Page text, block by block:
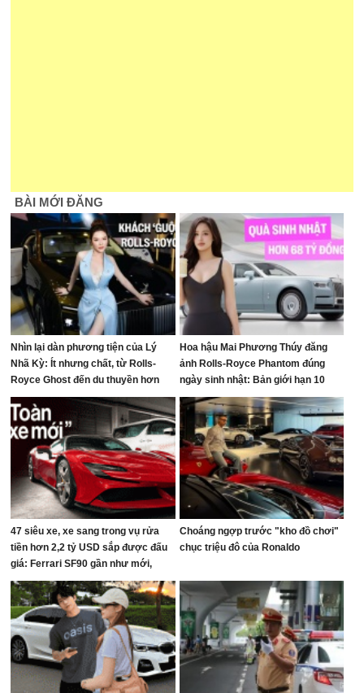
BÀI MỚI ĐĂNG
Nhìn lại dàn phương tiện của Lý
Nhã Kỳ: Ít nhưng chất, từ Rolls-
Royce Ghost đến du thuyền hơn
100 tỷ đồng
Hoa hậu Mai Phương Thúy đăng
ảnh Rolls-Royce Phantom đúng
ngày sinh nhật: Bản giới hạn 10
chiếc toàn cầu, giá quy đổi gần 68
tỷ đồng
47 siêu xe, xe sang trong vụ rửa
tiền hơn 2,2 tỷ USD sắp được đấu
giá: Ferrari SF90 gần như mới,
Rolls-Royce xếp hàng dài
Choáng ngợp trước "kho đồ chơi"
chục triệu đô của Ronaldo